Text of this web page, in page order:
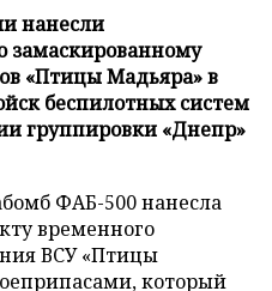
нанесли
замаскированному
«Птицы Мадьяра» в
беспилотных систем
группировки «Днепр»
ФАБ-500 нанесла
временного
ВСУ «Птицы
который